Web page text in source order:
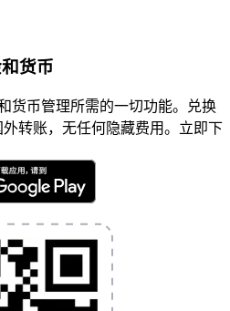
货币
货币管理所需的一切功能。兑换
转账，无任何隐藏费用。立即下